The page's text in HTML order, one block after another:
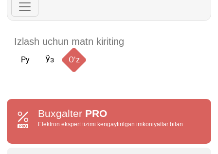
Ру Ўз Oʻz
Buxgalter PRO
Elektron ekspert tizimi kengaytirilgan imkoniyatlar bilan